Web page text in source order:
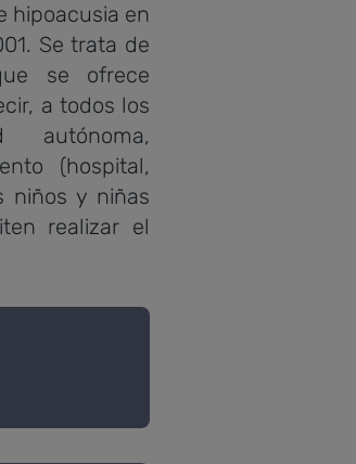
hipoacusia en
Se trata de
se ofrece
a todos los
(hospital,
niños y niñas
realizar el